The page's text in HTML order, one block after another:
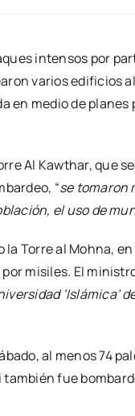
intensos por
varios edificios
en medio de
Al Kawthar, que
“se tomaron
el uso de
Torre al Mohna,
misiles. El
‘Islámica’
al menos 74
fue